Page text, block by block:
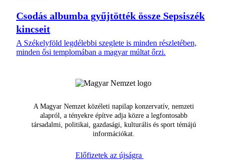
Csodás albumba gyűjtötték össze Sepsiszék
kincseit
A Székelyföld legdélebbi szeglete is minden részletében,
minden ősi templomában a magyar múltat őrzi.
A Magyar Nemzet közéleti napilap konzervatív, nemzeti
alapról, a tényekre építve adja közre a legfontosabb
társadalmi, politikai, gazdasági, kulturális és sport témájú
információkat.
Előfizetek az újságra